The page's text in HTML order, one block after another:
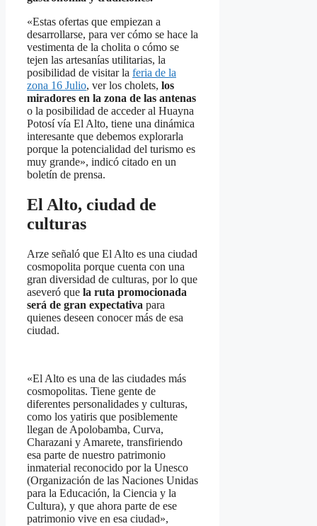
«Estas ofertas que empiezan a
desarrollarse, para ver cómo se hace la
vestimenta de la cholita o cómo se
tejen las artesanías utilitarias, la
posibilidad de visitar la feria de la
zona 16 Julio, ver los cholets, los
miradores en la zona de las antenas
o la posibilidad de acceder al Huayna
Potosí vía El Alto, tiene una dinámica
interesante que debemos explorarla
porque la potencialidad del turismo es
muy grande», indicó citado en un
boletín de prensa.
El Alto, ciudad de
culturas
Arze señaló que El Alto es una ciudad
cosmopolita porque cuenta con una
gran diversidad de culturas, por lo que
aseveró que la ruta promocionada
será de gran expectativa para
quienes deseen conocer más de esa
ciudad.
«El Alto es una de las ciudades más
cosmopolitas. Tiene gente de
diferentes personalidades y culturas,
como los yatiris que posiblemente
llegan de Apolobamba, Curva,
Charazani y Amarete, transfiriendo
esa parte de nuestro patrimonio
inmaterial reconocido por la Unesco
(Organización de las Naciones Unidas
para la Educación, la Ciencia y la
Cultura), y que ahora parte de ese
patrimonio vive en esa ciudad»,